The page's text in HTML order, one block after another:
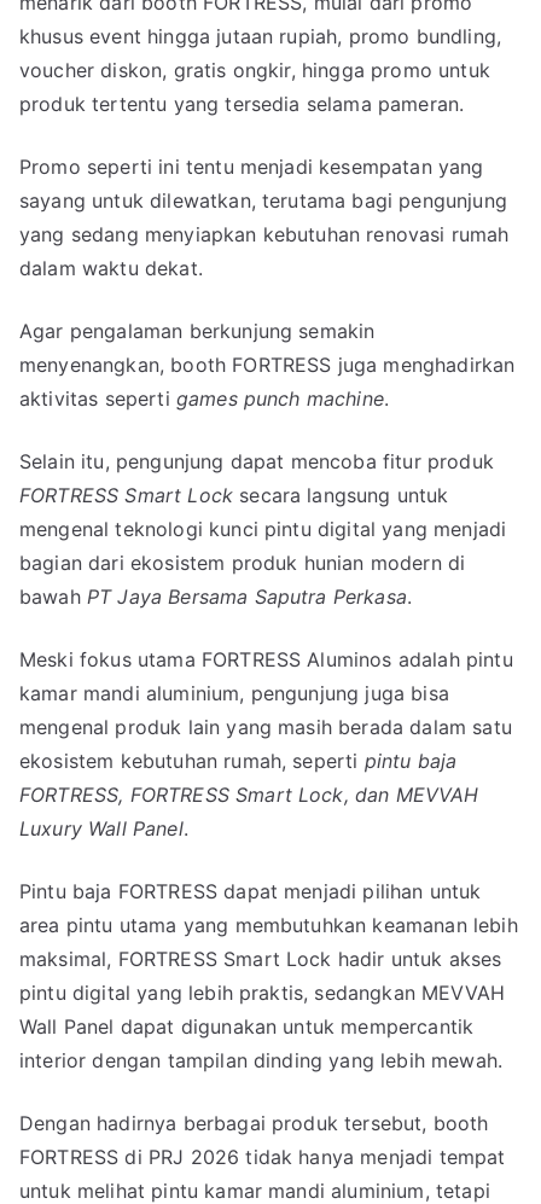
khusus event hingga jutaan rupiah, promo bundling,
voucher diskon, gratis ongkir, hingga promo untuk
produk tertentu yang tersedia selama pameran.
Promo seperti ini tentu menjadi kesempatan yang
sayang untuk dilewatkan, terutama bagi pengunjung
yang sedang menyiapkan kebutuhan renovasi rumah
dalam waktu dekat.
Agar pengalaman berkunjung semakin
menyenangkan, booth FORTRESS juga menghadirkan
aktivitas seperti games punch machine.
Selain itu, pengunjung dapat mencoba fitur produk
FORTRESS Smart Lock secara langsung untuk
mengenal teknologi kunci pintu digital yang menjadi
bagian dari ekosistem produk hunian modern di
bawah PT Jaya Bersama Saputra Perkasa.
Meski fokus utama FORTRESS Aluminos adalah pintu
kamar mandi aluminium, pengunjung juga bisa
mengenal produk lain yang masih berada dalam satu
ekosistem kebutuhan rumah, seperti pintu baja
FORTRESS, FORTRESS Smart Lock, dan MEVVAH
Luxury Wall Panel.
Pintu baja FORTRESS dapat menjadi pilihan untuk
area pintu utama yang membutuhkan keamanan lebih
maksimal, FORTRESS Smart Lock hadir untuk akses
pintu digital yang lebih praktis, sedangkan MEVVAH
Wall Panel dapat digunakan untuk mempercantik
interior dengan tampilan dinding yang lebih mewah.
Dengan hadirnya berbagai produk tersebut, booth
FORTRESS di PRJ 2026 tidak hanya menjadi tempat
untuk melihat pintu kamar mandi aluminium, tetapi